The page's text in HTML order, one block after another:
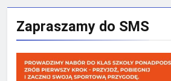
Zapraszamy do SMS